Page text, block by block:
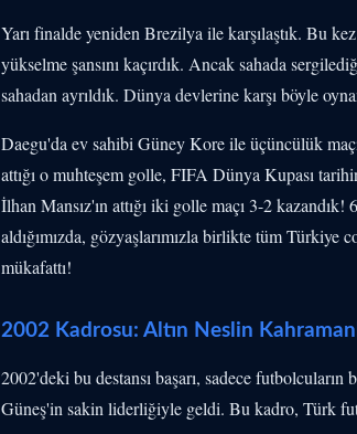
Yarı finalde yeniden Brezilya ile karşılaştık. Bu
yükselme şansını kaçırdık. Ancak sahada
sahadan ayrıldık. Dünya devlerine karşı böyle
Daegu'da ev sahibi Güney Kore ile üçüncülük
attığı o muhteşem golle, FIFA Dünya Kupası
İlhan Mansız'ın attığı iki golle maçı 3-2
aldığımızda, gözyaşlarımızla birlikte tüm
mükafattı!
2002 Kadrosu: Altın Neslin
2002'deki bu destansı başarı, sadece
Güneş'in sakin liderliğiyle geldi. Bu kadro, Türk